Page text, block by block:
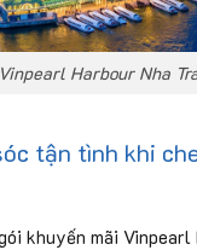
Harbour Nha
tận tình khi
khuyến mãi Vinpearl